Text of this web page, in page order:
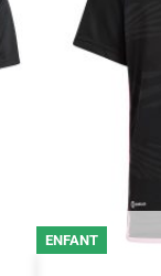
ENFANT